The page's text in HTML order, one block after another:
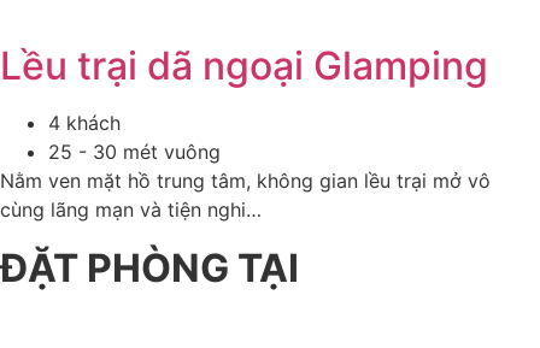
Lều trại dã ngoại Glamping
4 khách
25 - 30 mét vuông
Nằm ven mặt hồ trung tâm, không gian lều trại mở vô
cùng lãng mạn và tiện nghi…
ĐẶT PHÒNG TẠI